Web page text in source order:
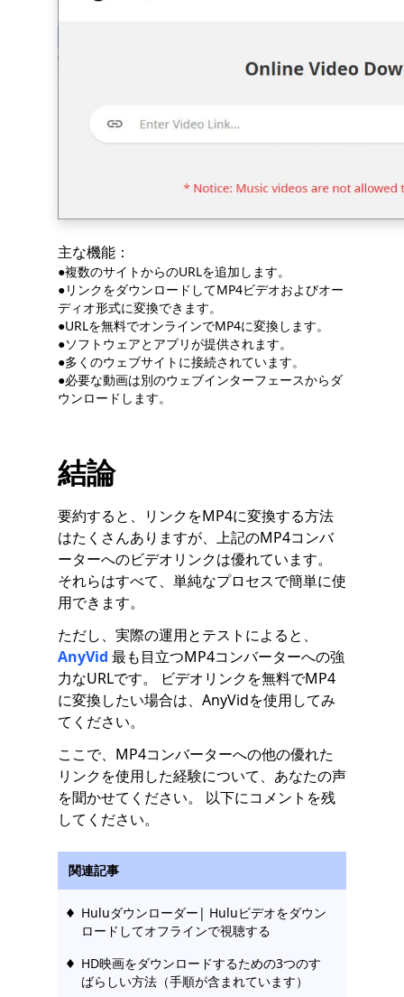
主な機能：
●複数のサイトからのURLを追加します。
●リンクをダウンロードしてMP4ビデオおよびオー
ディオ形式に変換できます。
●URLを無料でオンラインでMP4に変換します。
●ソフトウェアとアプリが提供されます。
●多くのウェブサイトに接続されています。
●必要な動画は別のウェブインターフェースからダ
ウンロードします。
結論
要約すると、リンクをMP4に変換する方法
はたくさんありますが、上記のMP4コンバ
ーターへのビデオリンクは優れています。
それらはすべて、単純なプロセスで簡単に使
用できます。
ただし、実際の運用とテストによると、
AnyVid 最も目立つMP4コンバーターへの強
力なURLです。 ビデオリンクを無料でMP4
に変換したい場合は、AnyVidを使用してみ
てください。
ここで、MP4コンバーターへの他の優れた
リンクを使用した経験について、あなたの声
を聞かせてください。 以下にコメントを残
してください。
関連記事
Huluダウンローダー| Huluビデオをダウン
ロードしてオフラインで視聴する
HD映画をダウンロードするための3つのす
ばらしい方法（手順が含まれています）